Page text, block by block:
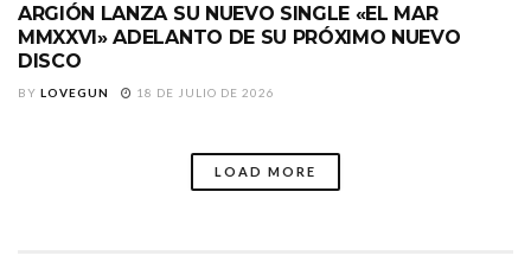
ARGIÓN LANZA SU NUEVO SINGLE «EL MAR
MMXXVI» ADELANTO DE SU PRÓXIMO NUEVO
DISCO
BY LOVEGUN 18 DE JULIO DE 2026
LOAD MORE